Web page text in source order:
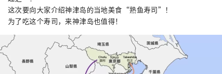
这次要向大家介绍神津岛的当地美食“熟鱼寿司”！
为了吃这个寿司，来神津岛也值得！